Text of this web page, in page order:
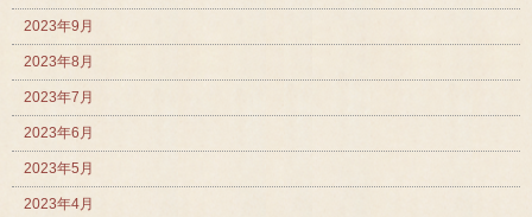
2023年9月
2023年8月
2023年7月
2023年6月
2023年5月
2023年4月